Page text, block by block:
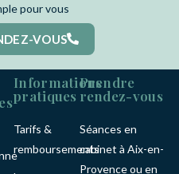
pour vous
VOUS
Informations
pratiques
Tarifs &
remboursements
Prendre
rendez-vous
Séances en
cabinet à Aix-en-
Provence ou en